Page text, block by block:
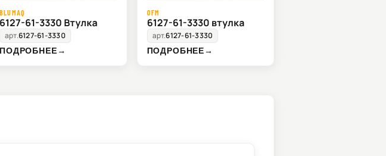
BLUMAQ
6127-61-3330 Втулка
арт.6127-61-3330
ПОДРОБНЕЕ→
OFM
6127-61-3330 втулка
арт.6127-61-3330
ПОДРОБНЕЕ→